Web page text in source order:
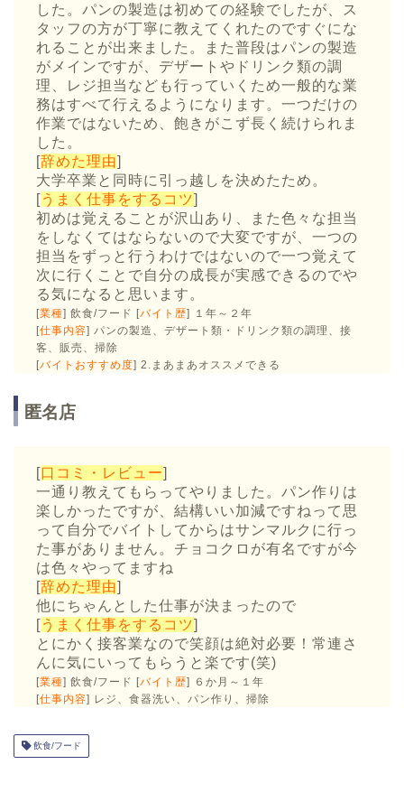
した。パンの製造は初めての経験でしたが、ス
タッフの方が丁寧に教えてくれたのですぐにな
れることが出来ました。また普段はパンの製造
がメインですが、デザートやドリンク類の調
理、レジ担当なども行っていくため一般的な業
務はすべて行えるようになります。一つだけの
作業ではないため、飽きがこず長く続けられま
した。
[辞めた理由]
大学卒業と同時に引っ越しを決めたため。
[うまく仕事をするコツ]
初めは覚えることが沢山あり、また色々な担当
をしなくてはならないので大変ですが、一つの
担当をずっと行うわけではないので一つ覚えて
次に行くことで自分の成長が実感できるのでや
る気になると思います。
[業種] 飲食/フード [バイト歴] １年～２年
[仕事内容] パンの製造、デザート類・ドリンク類の調理、接
客、販売、掃除
[バイトおすすめ度] 2.まあまあオススメできる
匿名店
[口コミ・レビュー]
一通り教えてもらってやりました。パン作りは
楽しかったですが、結構いい加減ですねって思
って自分でバイトしてからはサンマルクに行っ
た事がありません。チョコクロが有名ですが今
は色々やってますね
[辞めた理由]
他にちゃんとした仕事が決まったので
[うまく仕事をするコツ]
とにかく接客業なので笑顔は絶対必要！常連さ
んに気にいってもらうと楽です(笑)
[業種] 飲食/フード [バイト歴] ６か月～１年
[仕事内容] レジ、食器洗い、パン作り、掃除
飲食/フード